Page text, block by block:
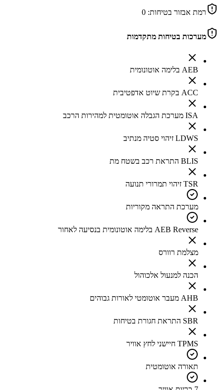
רמת אבזור בטיחות: 0
מערכות בטיחות מתקדמות
AEB בלימה אוטונומית
ACC בקרת שיוט אדפטיבית
ISA מערכת הגבלה אוטומטית למהירות הרכב
LDWS זיהוי סטיה מנתיב
BLIS התראת רכב בשטח מת
TSR זיהוי תמרורי תנועה
מערכת התראה מקוריות
AEB Reverse בלימה אוטונומית בנסיעה לאחור
מצלמת רוורס
הכנה למנעול אלכוהול
AHB מעבר אוטומטי לאורות גבוהים
SBR התראת חגורת בטיחות
TPMS חיישני לחץ אוויר
תאורה אוטומטית